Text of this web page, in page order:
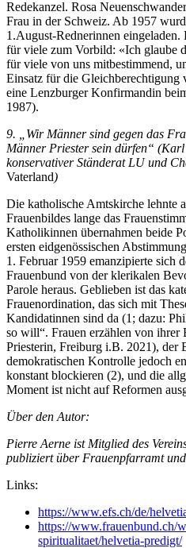
Redekanzel. Rosa
Frau in der Schweiz. Ab 1957
1.August-Rednerinnen
für viele zum Vorbild: «Ich glaube
für viele von uns mitbestimmend,
Einsatz für die Gleichberechtigung
eine Lenzburger Konfirmandin
1987).
9. „Wir Männer sind gegen das
Männer Priester sein dürfen“
konservativer Ständerat LU und
Vaterland)
Die katholische Amtskirche lehnte
Frauenbildes lange das
Katholikinnen übernahmen beide
ersten eidgenössischen
1. Februar 1959 emanzipierte sich
Frauenbund von der klerikalen
Parole heraus. Geblieben ist das
Frauenordination, das sich mit
Kandidatinnen sind da (1; dazu:
so will“. Frauen erzählen von
Priesterin, Freiburg i.B. 2021), der
demokratischen Kontrolle jedoch
konstant blockieren (2), und die
Moment ist nicht auf Reformen
Über den Autor:
Pierre Aerne ist Mitglied des
publiziert über Frauenpfarramt
Links:
https://www.efs.ch/de/
https://www.frauenbund.ch/
spiritualitaet/helvetia-predigt/